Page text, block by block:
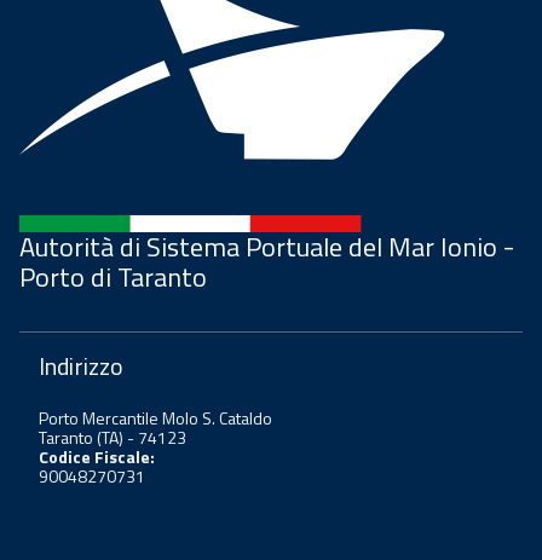
Autorità di Sistema Portuale del Mar Ionio -
Porto di Taranto
Indirizzo
Porto Mercantile Molo S. Cataldo
Taranto (TA) - 74123
Codice Fiscale:
90048270731